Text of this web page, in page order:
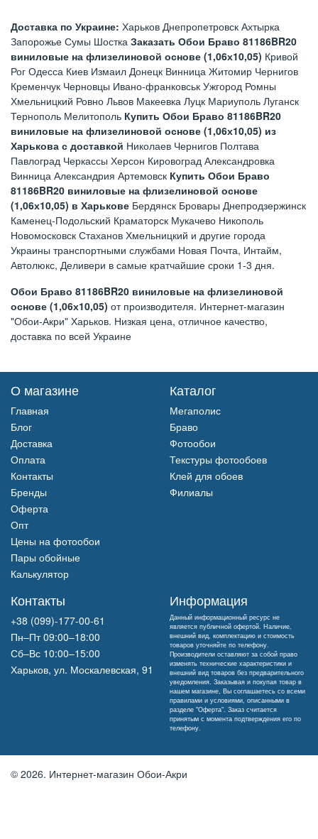
Доставка по Украине: Харьков Днепропетровск Ахтырка
Запорожье Сумы Шостка Заказать Обои Браво 81186BR20
виниловые на флизелиновой основе (1,06х10,05) Кривой
Рог Одесса Киев Измаил Донецк Винница Житомир Чернигов
Кременчук Черновцы Ивано-франковськ Ужгород Ромны
Хмельницкий Ровно Львов Макеевка Луцк Мариуполь Луганск
Тернополь Мелитополь Купить Обои Браво 81186BR20
виниловые на флизелиновой основе (1,06х10,05) из
Харькова с доставкой Николаев Чернигов Полтава
Павлоград Черкассы Херсон Кировоград Александровка
Винница Александрия Артемовск Купить Обои Браво
81186BR20 виниловые на флизелиновой основе
(1,06х10,05) в Харькове Бердянск Бровары Днепродзержинск
Каменец-Подольский Краматорск Мукачево Никополь
Новомосковск Стаханов Хмельницкий и другие города
Украины транспортными службами Новая Почта, Интайм,
Автолюкс, Деливери в самые кратчайшие сроки 1-3 дня.
Обои Браво 81186BR20 виниловые на флизелиновой
основе (1,06х10,05) от производителя. Интернет-магазин
"Обои-Акри" Харьков. Низкая цена, отличное качество,
доставка по всей Украине
О магазине
Главная
Блог
Доставка
Оплата
Контакты
Бренды
Оферта
Опт
Цены на фотообои
Пары обойные
Калькулятор
Каталог
Мегаполис
Браво
Фотообои
Текстуры фотообоев
Клей для обоев
Филиалы
Контакты
+38 (099)-177-00-61
Пн–Пт 09:00–18:00
Сб–Вс 10:00–15:00
Харьков, ул. Москалевская, 91
Информация
Данный информационный ресурс не
является публичной офертой. Наличие,
внешний вид, комплектацию и стоимость
товаров уточняйте по телефону.
Производители оставляют за собой право
изменять технические характеристики и
внешний вид товаров без предварительного
уведомления. Заказывая и покупая товар в
нашем магазине, Вы соглашаетесь со всеми
правилами и условиями, описанными в
разделе "Оферта". Заказ считается
принятым с момента подтверждения его по
телефону.
© 2026. Интернет-магазин Обои-Акри